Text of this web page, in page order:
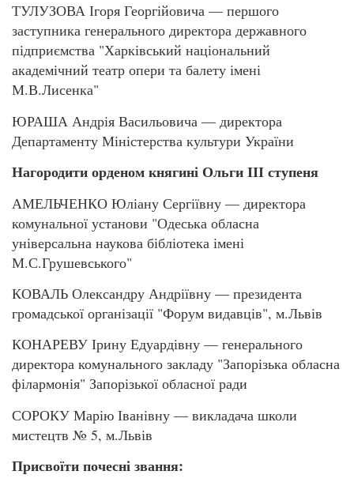
ТУЛУЗОВА Ігоря Георгійовича — першого
заступника генерального директора державного
підприємства "Харківський національний
академічний театр опери та балету імені
М.В.Лисенка"
ЮРАША Андрія Васильовича — директора
Департаменту Міністерства культури України
Нагородити орденом княгині Ольги ІІІ ступеня
АМЕЛЬЧЕНКО Юліану Сергіївну — директора
комунальної установи "Одеська обласна
універсальна наукова бібліотека імені
М.С.Грушевського"
КОВАЛЬ Олександру Андріївну — президента
громадської організації "Форум видавців", м.Львів
КОНАРЕВУ Ірину Едуардівну — генерального
директора комунального закладу "Запорізька обласна
філармонія" Запорізької обласної ради
СОРОКУ Марію Іванівну — викладача школи
мистецтв № 5, м.Львів
Присвоїти почесні звання: